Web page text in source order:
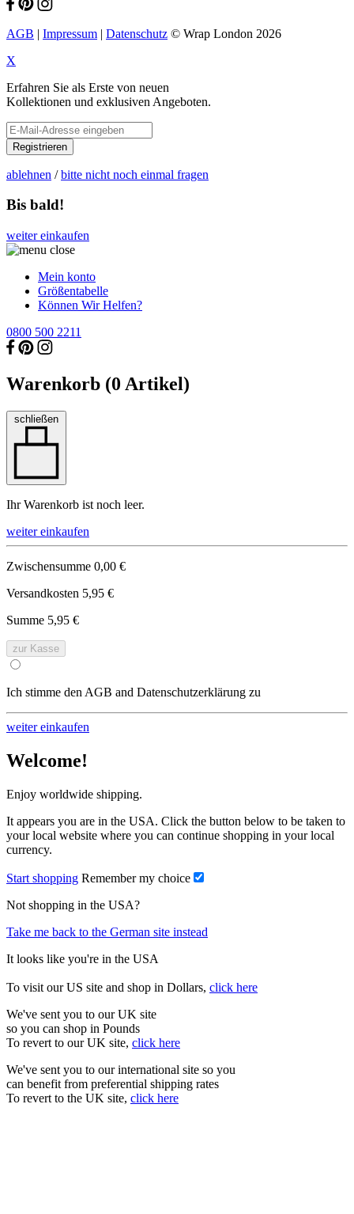
AGB | Impressum | Datenschutz © Wrap London 2026
X
Erfahren Sie als Erste von neuen
Kollektionen und exklusiven Angeboten.
Registrieren
ablehnen /bitte nicht noch einmal fragen
Bis bald!
weiter einkaufen
Mein konto
Größentabelle
Können Wir Helfen?
0800 500 2211
Warenkorb (0 Artikel)
schließen
Ihr Warenkorb ist noch leer.
weiter einkaufen
Zwischensumme 0,00 €
Versandkosten 5,95 €
Summe 5,95 €
zur Kasse
Ich stimme den AGB and Datenschutzerklärung zu
weiter einkaufen
Welcome!
Enjoy worldwide shipping.
It appears you are in the USA. Click the button below to be taken to
your local website where you can continue shopping in your local
currency.
Start shopping Remember my choice
Not shopping in the USA?
Take me back to the German site instead
It looks like you're in the USA
To visit our US site and shop in Dollars, click here
We've sent you to our UK site
so you can shop in Pounds
To revert to our UK site, click here
We've sent you to our international site so you
can benefit from preferential shipping rates
To revert to the UK site, click here